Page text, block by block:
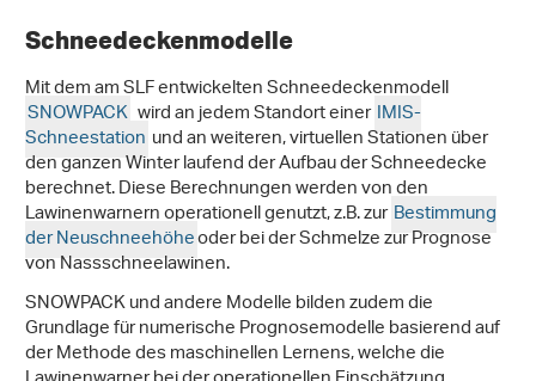
Schneedeckenmodelle
Mit dem am SLF entwickelten Schneedeckenmodell
SNOWPACK wird an jedem Standort einerIMIS-
Schneestation und an weiteren, virtuellen Stationen über
den ganzen Winter laufend der Aufbau der Schneedecke
berechnet. Diese Berechnungen werden von den
Lawinenwarnern operationell genutzt, z.B. zurBestimmung
der Neuschneehöheoder bei der Schmelze zur Prognose
von Nassschneelawinen.
SNOWPACK und andere Modelle bilden zudem die
Grundlage für numerische Prognosemodelle basierend auf
der Methode des maschinellen Lernens, welche die